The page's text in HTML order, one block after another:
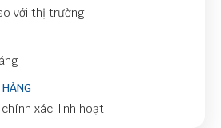
với thị trường
xác, linh hoạt